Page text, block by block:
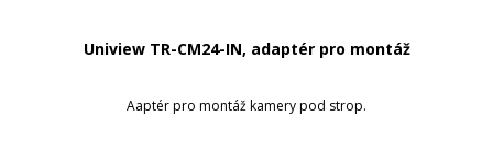
Uniview TR-CM24-IN, adaptér pro montáž
Aaptér pro montáž kamery pod strop.